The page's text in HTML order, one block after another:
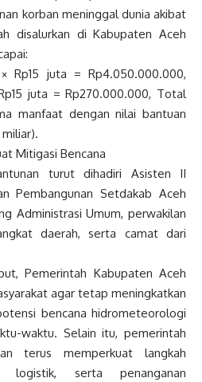
korban meninggal dunia akibat
disalurkan di Kabupaten Aceh
Rp15 juta = Rp4.050.000.000,
juta = Rp270.000.000, Total
manfaat dengan nilai bantuan
Mitigasi Bencana
turut dihadiri Asisten II
Pembangunan Setdakab Aceh
Administrasi Umum, perwakilan
daerah, serta camat dari
Pemerintah Kabupaten Aceh
agar tetap meningkatkan
bencana hidrometeorologi
waktu. Selain itu, pemerintah
terus memperkuat langkah
logistik, serta penanganan